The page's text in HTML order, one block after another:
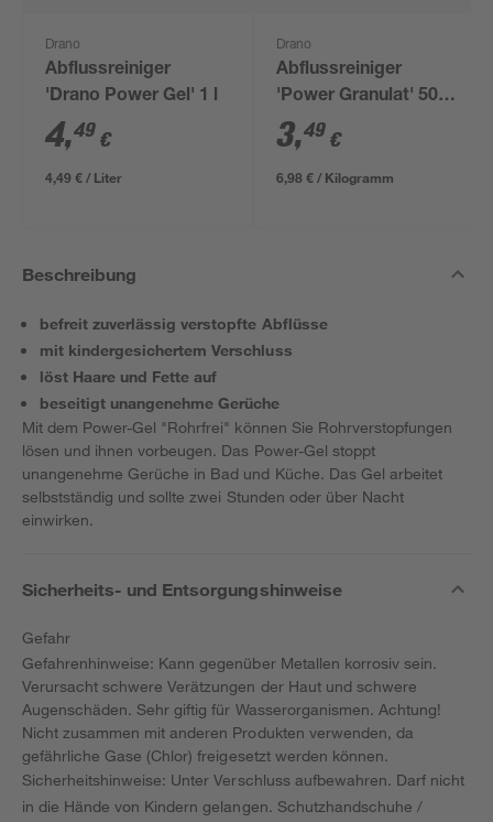
Drano
Abflussreiniger
'Drano Power Gel' 1 l
4,49 €
4,49 € / Liter
Drano
Abflussreiniger
'Power Granulat' 500
g
3,49 €
6,98 € / Kilogramm
Beschreibung
befreit zuverlässig verstopfte Abflüsse
mit kindergesichertem Verschluss
löst Haare und Fette auf
beseitigt unangenehme Gerüche
Mit dem Power-Gel "Rohrfrei" können Sie Rohrverstopfungen
lösen und ihnen vorbeugen. Das Power-Gel stoppt
unangenehme Gerüche in Bad und Küche. Das Gel arbeitet
selbstständig und sollte zwei Stunden oder über Nacht
einwirken.
Sicherheits- und Entsorgungshinweise
Gefahr
Gefahrenhinweise: Kann gegenüber Metallen korrosiv sein.
Verursacht schwere Verätzungen der Haut und schwere
Augenschäden. Sehr giftig für Wasserorganismen. Achtung!
Nicht zusammen mit anderen Produkten verwenden, da
gefährliche Gase (Chlor) freigesetzt werden können.
Sicherheitshinweise: Unter Verschluss aufbewahren. Darf nicht
in die Hände von Kindern gelangen. Schutzhandschuhe /